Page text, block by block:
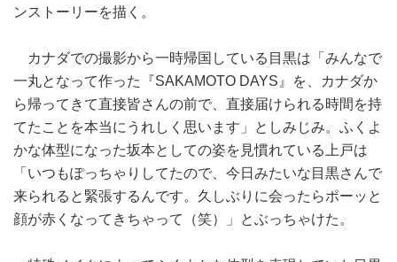
ンストーリーを描く。
カナダでの撮影から一時帰国している目黒は「みんなで
一丸となって作った『SAKAMOTO DAYS』を、カナダか
ら帰ってきて直接皆さんの前で、直接届けられる時間を持
てたことを本当にうれしく思います」としみじみ。ふくよ
かな体型になった坂本としての姿を見慣れている上戸は
「いつもぽっちゃりしてたので、今日みたいな目黒さんで
来られると緊張するんです。久しぶりに会ったらポーッと
顔が赤くなってきちゃって（笑）」とぶっちゃけた。